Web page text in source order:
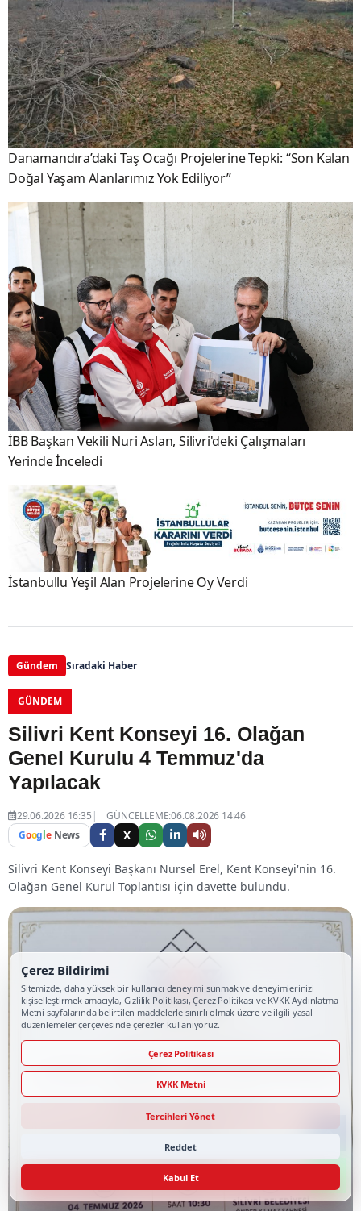
Danamandıra’daki Taş Ocağı Projelerine Tepki: “Son Kalan
Doğal Yaşam Alanlarımız Yok Ediliyor”
İBB Başkan Vekili Nuri Aslan, Silivri'deki Çalışmaları
Yerinde İnceledi
İstanbullu Yeşil Alan Projelerine Oy Verdi
Gündem Sıradaki Haber
GÜNDEM
Silivri Kent Konseyi 16. Olağan
Genel Kurulu 4 Temmuz'da
Yapılacak
29.06.2026 16:35
GÜNCELLEME:06.08.2026 14:46
Google News X
Silivri Kent Konseyi Başkanı Nursel Erel, Kent Konseyi'nin 16.
Olağan Genel Kurul Toplantısı için davette bulundu.
Çerez Bildirimi
Sitemizde, daha yüksek bir kullanıcı deneyimi sunmak ve deneyimlerinizi
kişiselleştirmek amacıyla, Gizlilik Politikası, Çerez Politikası ve KVKK Aydınlatma
Metni sayfalarında belirtilen maddelerle sınırlı olmak üzere ve ilgili yasal
düzenlemeler çerçevesinde çerezler kullanıyoruz.
Çerez Politikası
KVKK Metni
Tercihleri Yönet
Reddet
Kabul Et